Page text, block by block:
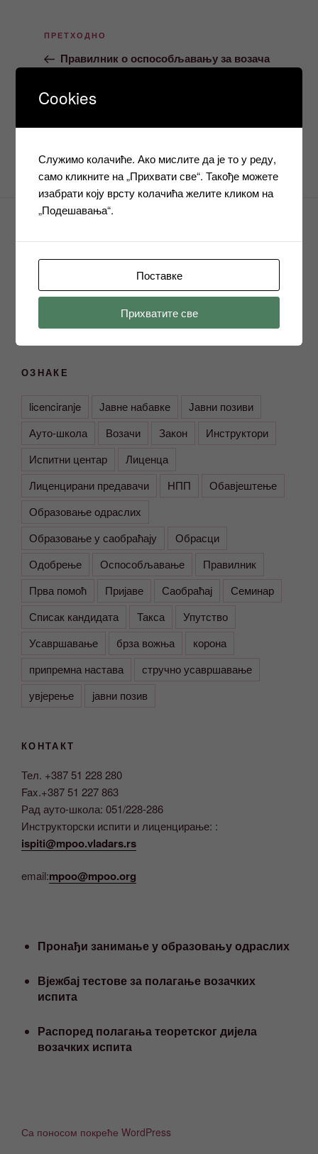
Кретање
Претходни
чланак
ПРЕТХОДНО
Правилник о оспособљавању за возача
Следећи
чланак
СЛЕДЕЋЕ
Правилник о условима и начину за
АДРЕСА
Завод за образовање одраслих
78000 Бања Лука
ОЗНАКЕ
licenciranje Јавне набавке
Јавни позиви
Ауто-школа
Возачи Закон
Инструктори
Испитни центар
Лиценца
Лиценцирани предавачи
НПП
Обавјештење
Образовање одраслих
Образовање у саобраћају
Обрасци
Одобрење
Оспособљавање
Правилник
Прва помоћ
Пријаве Саобраћај
Семинар
Списак кандидата
Такса
Упутство
Усавршавање
брза вожња
корона
припремна настава
стручно усавршавање
увјерење
јавни позив
КОНТАКТ
Тел. +387 51 228 280
Fax.+387 51 227 863
Рад ауто-школа: 051/228-286
Инструкторски испити и лиценцирање: :
ispiti@mpoo.vladars.rs
email:mpoo@mpoo.org
Пронађи занимање у образовању одраслих
Вјежбај тестове за полагање возачких
испита
Распоред полагања теоретског дијела
возачких испита
Са поносом покреће WordPress
Cookies
Служимо колачиће. Ако мислите да је то у реду,
само кликните на „Прихвати све“. Такође можете
изабрати коју врсту колачића желите кликом на
„Подешавања“.
Поставке
Прихватите све